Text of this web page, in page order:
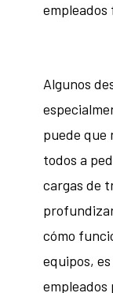
empleados
Algunos
puede que
todos a
cargas de
cómo
equipos,
empleados